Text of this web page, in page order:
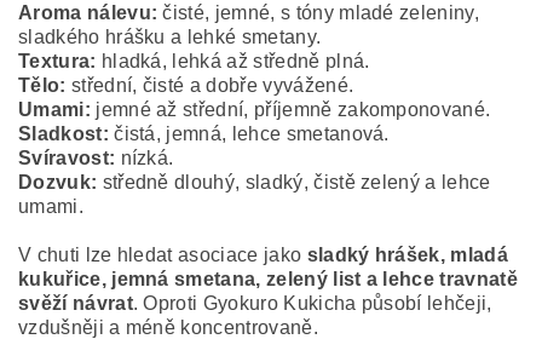
Aroma nálevu: čisté, jemné, s tóny mladé zeleniny,
sladkého hrášku a lehké smetany.
Textura: hladká, lehká až středně plná.
Tělo: střední, čisté a dobře vyvážené.
Umami: jemné až střední, příjemně zakomponované.
Sladkost: čistá, jemná, lehce smetanová.
Svíravost: nízká.
Dozvuk: středně dlouhý, sladký, čistě zelený a lehce
umami.
V chuti lze hledat asociace jako sladký hrášek, mladá
kukuřice, jemná smetana, zelený list a lehce travnatě
svěží návrat. Oproti Gyokuro Kukicha působí lehčeji,
vzdušněji a méně koncentrovaně.